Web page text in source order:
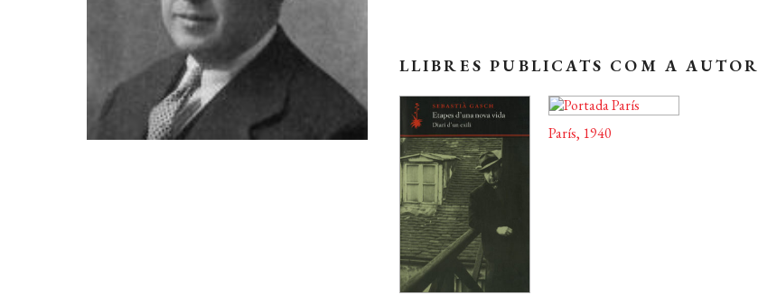
LLIBRES PUBLICATS COM A AUTOR
París, 1940